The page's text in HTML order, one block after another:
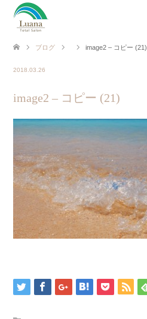
ブログ image2 – コピー (21)
2018.03.26
image2 – コピー (21)